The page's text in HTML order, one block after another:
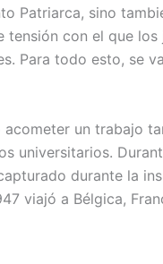
Patriarca, sino
con el que
Para todo esto, se
un trabajo
universitarios.
durante la
viajó a Bélgica,